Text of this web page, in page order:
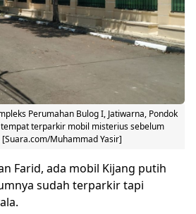
Perumahan Bulog I, Jatiwarna, Pondok
tempat terparkir mobil misterius sebelum
Muhammad Yasir]
Farid, ada mobil Kijang putih
sudah terparkir tapi